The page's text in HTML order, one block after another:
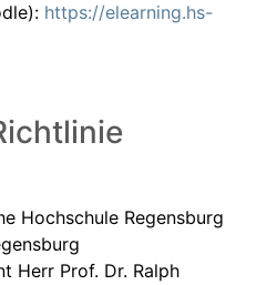
https://elearning.hs-
Hochschule Regensburg
Herr Prof. Dr. Ralph